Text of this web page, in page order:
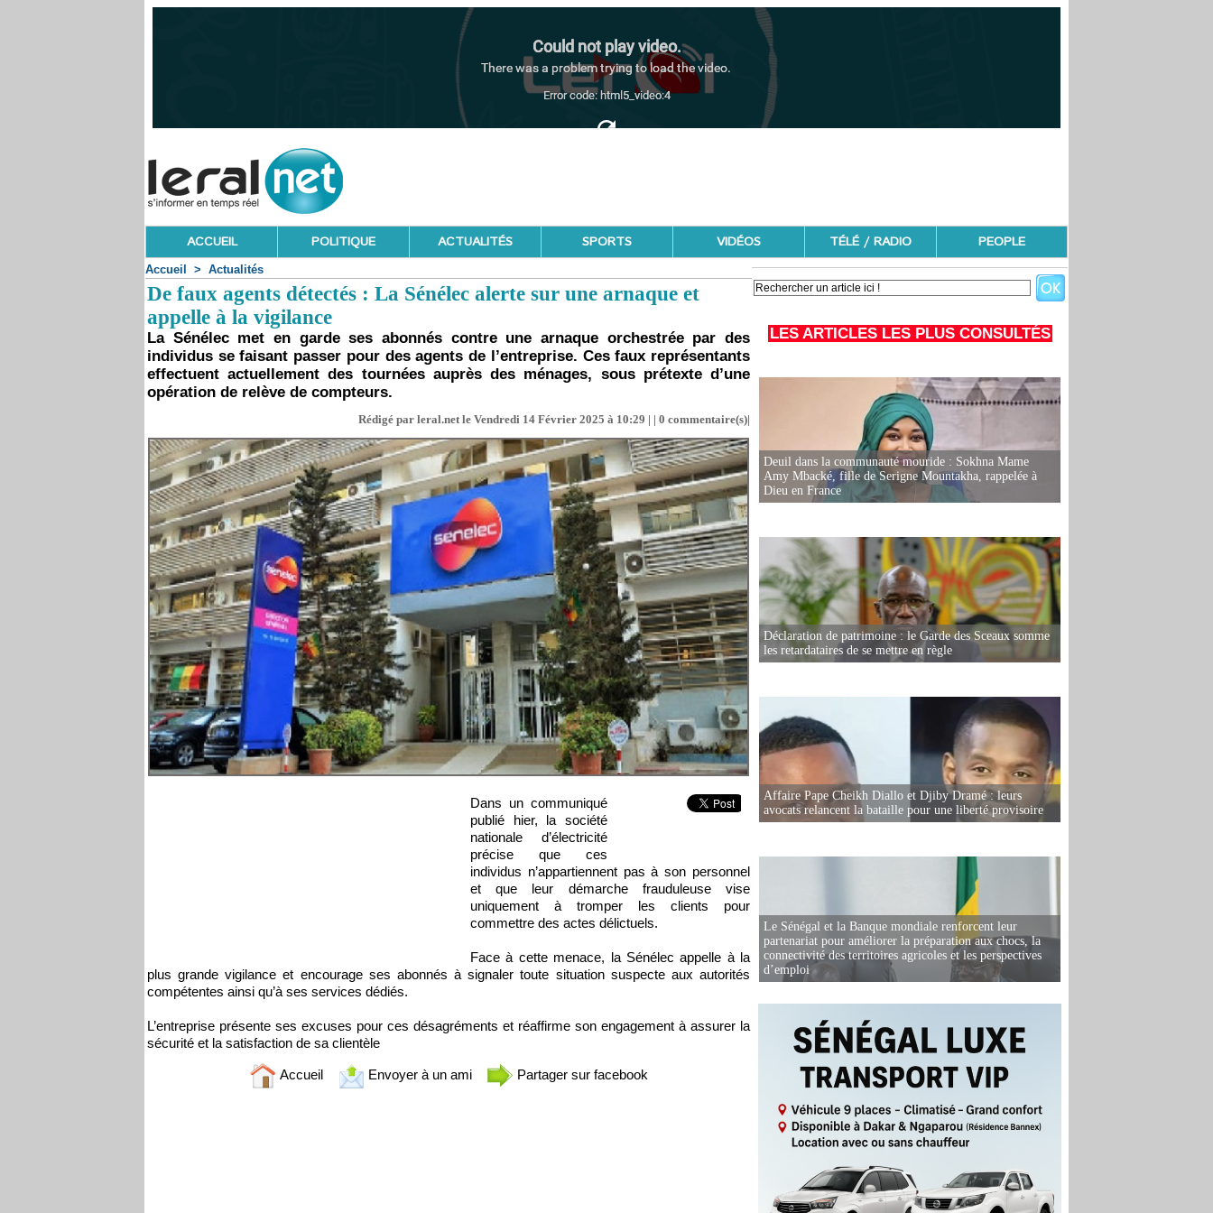
ACCUEIL POLITIQUE ACTUALITÉS SPORTS VIDÉOS TÉLÉ / RADIO PEOPLE
Accueil > Actualités
De faux agents détectés : La Sénélec alerte sur une arnaque et
appelle à la vigilance
La Sénélec met en garde ses abonnés contre une arnaque orchestrée par des
individus se faisant passer pour des agents de l’entreprise. Ces faux représentants
effectuent actuellement des tournées auprès des ménages, sous prétexte d’une
opération de relève de compteurs.
Rédigé par leral.net le Vendredi 14 Février 2025 à 10:29 | | 0 commentaire(s)|
Dans un communiqué
publié hier, la société
nationale d’électricité
précise que ces
individus n’appartiennent pas à son personnel
et que leur démarche frauduleuse vise
uniquement à tromper les clients pour
commettre des actes délictuels.
Face à cette menace, la Sénélec appelle à la
plus grande vigilance et encourage ses abonnés à signaler toute situation suspecte aux autorités
compétentes ainsi qu’à ses services dédiés.
L’entreprise présente ses excuses pour ces désagréments et réaffirme son engagement à assurer la
sécurité et la satisfaction de sa clientèle
Accueil Envoyer à un ami Partager sur facebook
LES ARTICLES LES PLUS CONSULTÉS
Deuil dans la communauté mouride : Sokhna Mame
Amy Mbacké, fille de Serigne Mountakha, rappelée à
Dieu en France
Déclaration de patrimoine : le Garde des Sceaux somme
les retardataires de se mettre en règle
Affaire Pape Cheikh Diallo et Djiby Dramé : leurs
avocats relancent la bataille pour une liberté provisoire
Le Sénégal et la Banque mondiale renforcent leur
partenariat pour améliorer la préparation aux chocs, la
connectivité des territoires agricoles et les perspectives
d’emploi